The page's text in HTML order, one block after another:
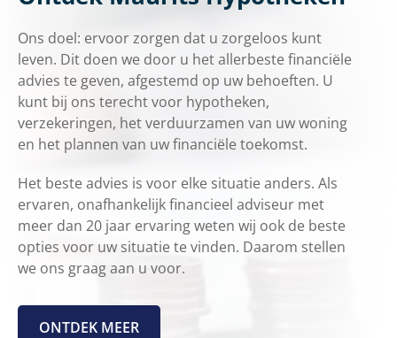
Ons doel: ervoor zorgen dat u zorgeloos kunt
leven. Dit doen we door u het allerbeste financiële
advies te geven, afgestemd op uw behoeften. U
kunt bij ons terecht voor hypotheken,
verzekeringen, het verduurzamen van uw woning
en het plannen van uw financiële toekomst.
Het beste advies is voor elke situatie anders. Als
ervaren, onafhankelijk financieel adviseur met
meer dan 20 jaar ervaring weten wij ook de beste
opties voor uw situatie te vinden. Daarom stellen
we ons graag aan u voor.
ONTDEK MEER